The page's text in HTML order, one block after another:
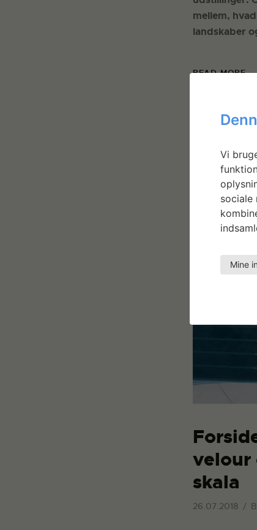
mellem,
landskaber
READ MORE
velour
skala
26.07.2018
Vi
sociale
Mine